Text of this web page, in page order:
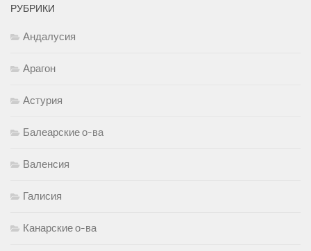
РУБРИКИ
Андалусия
Арагон
Астурия
Балеарские о-ва
Валенсия
Галисия
Канарские о-ва